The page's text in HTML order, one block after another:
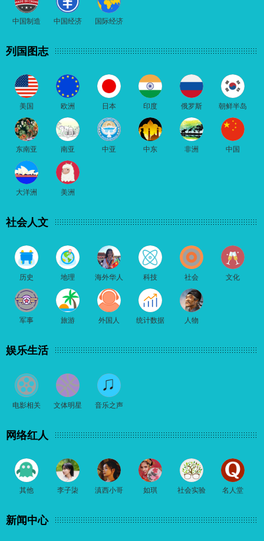
中国制造 中国经济 国际经济
列国图志
美国 欧洲 日本 印度 俄罗斯 朝鲜半岛
东南亚 南亚 中亚 中东 非洲 中国
大洋洲 美洲
社会人文
历史 地理 海外华人 科技 社会 文化
军事 旅游 外国人 统计数据 人物
娱乐生活
电影相关 文体明星 音乐之声
网络红人
其他 李子柒 滇西小哥 如琪 社会实验 名人堂
新闻中心